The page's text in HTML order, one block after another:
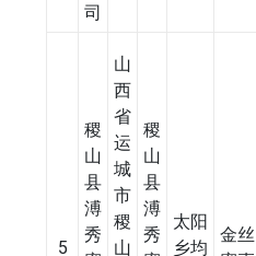
司
5
稷
山
县
溥
秀
山
西
省
运
城
市
稷
山
稷
山
县
溥
秀
太阳
乡均
金丝